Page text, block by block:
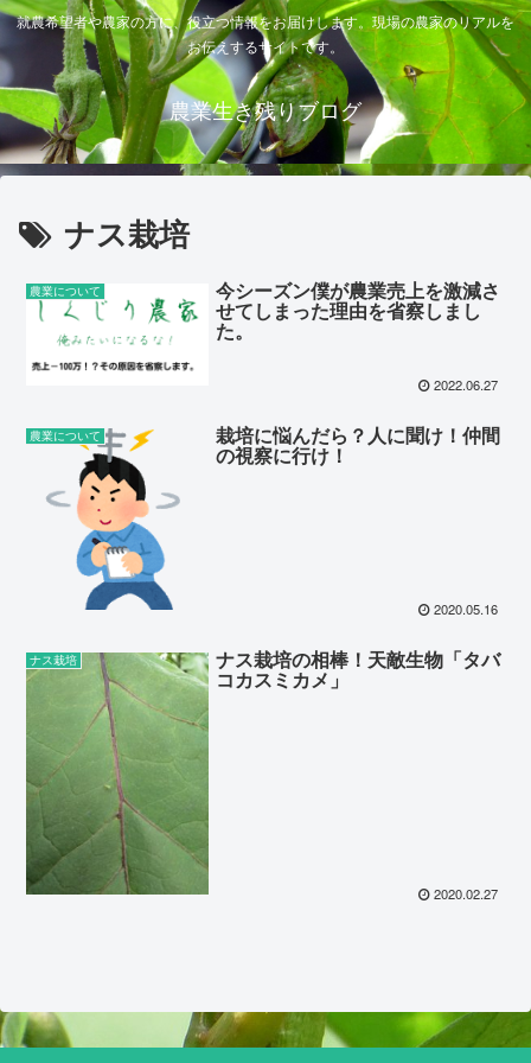
就農希望者や農家の方に、役立つ情報をお届けします。現場の農家のリアルを
お伝えするサイトです。
農業生き残りブログ
ナス栽培
農業について 今シーズン僕が農業売上を激減さ
せてしまった理由を省察しまし
た。
2022.06.27
農業について 栽培に悩んだら？人に聞け！仲間
の視察に行け！
2020.05.16
ナス栽培 ナス栽培の相棒！天敵生物「タバ
コカスミカメ」
2020.02.27